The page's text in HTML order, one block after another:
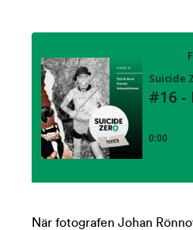
När fotografen Johan